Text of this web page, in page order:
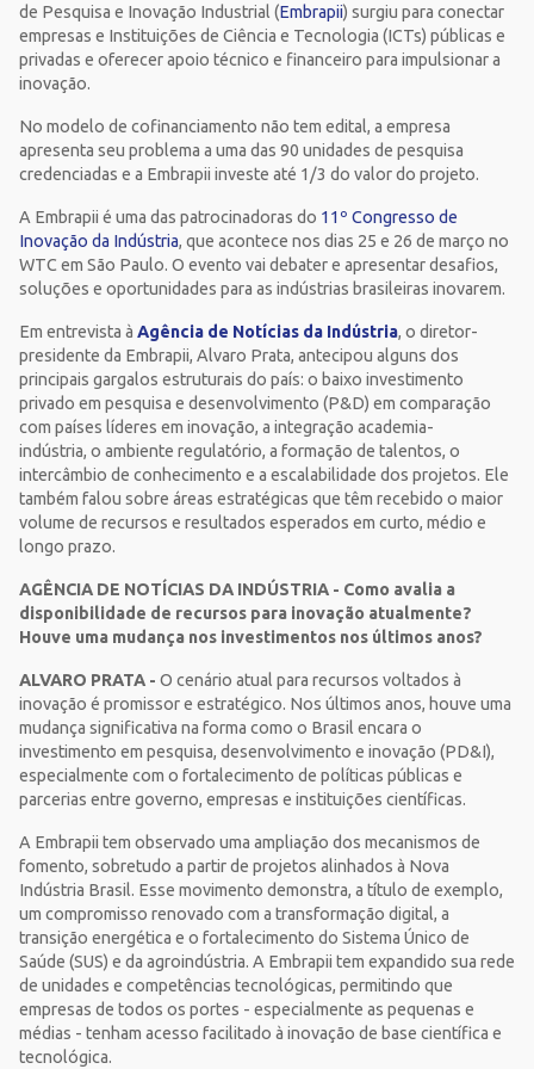
de Pesquisa e Inovação Industrial (Embrapii) surgiu para conectar
empresas e Instituições de Ciência e Tecnologia (ICTs) públicas e
privadas e oferecer apoio técnico e financeiro para impulsionar a
inovação.
No modelo de cofinanciamento não tem edital, a empresa
apresenta seu problema a uma das 90 unidades de pesquisa
credenciadas e a Embrapii investe até 1/3 do valor do projeto.
A Embrapii é uma das patrocinadoras do 11º Congresso de
Inovação da Indústria, que acontece nos dias 25 e 26 de março no
WTC em São Paulo. O evento vai debater e apresentar desafios,
soluções e oportunidades para as indústrias brasileiras inovarem.
Em entrevista à Agência de Notícias da Indústria, o diretor-
presidente da Embrapii, Alvaro Prata, antecipou alguns dos
principais gargalos estruturais do país: o baixo investimento
privado em pesquisa e desenvolvimento (P&D) em comparação
com países líderes em inovação, a integração academia-
indústria, o ambiente regulatório, a formação de talentos, o
intercâmbio de conhecimento e a escalabilidade dos projetos. Ele
também falou sobre áreas estratégicas que têm recebido o maior
volume de recursos e resultados esperados em curto, médio e
longo prazo.
AGÊNCIA DE NOTÍCIAS DA INDÚSTRIA - Como avalia a
disponibilidade de recursos para inovação atualmente?
Houve uma mudança nos investimentos nos últimos anos?
ALVARO PRATA - O cenário atual para recursos voltados à
inovação é promissor e estratégico. Nos últimos anos, houve uma
mudança significativa na forma como o Brasil encara o
investimento em pesquisa, desenvolvimento e inovação (PD&I),
especialmente com o fortalecimento de políticas públicas e
parcerias entre governo, empresas e instituições científicas.
A Embrapii tem observado uma ampliação dos mecanismos de
fomento, sobretudo a partir de projetos alinhados à Nova
Indústria Brasil. Esse movimento demonstra, a título de exemplo,
um compromisso renovado com a transformação digital, a
transição energética e o fortalecimento do Sistema Único de
Saúde (SUS) e da agroindústria. A Embrapii tem expandido sua rede
de unidades e competências tecnológicas, permitindo que
empresas de todos os portes - especialmente as pequenas e
médias - tenham acesso facilitado à inovação de base científica e
tecnológica.